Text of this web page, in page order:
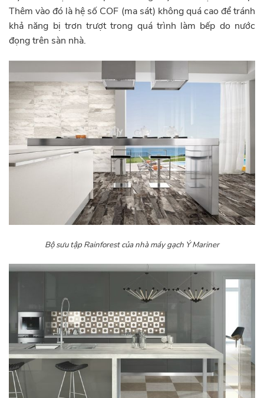
Thêm vào đó là hệ số COF (ma sát) không quá cao để tránh
khả năng bị trơn trượt trong quá trình làm bếp do nước
đọng trên sàn nhà.
Bộ sưu tập Rainforest của nhà máy gạch Ý Mariner